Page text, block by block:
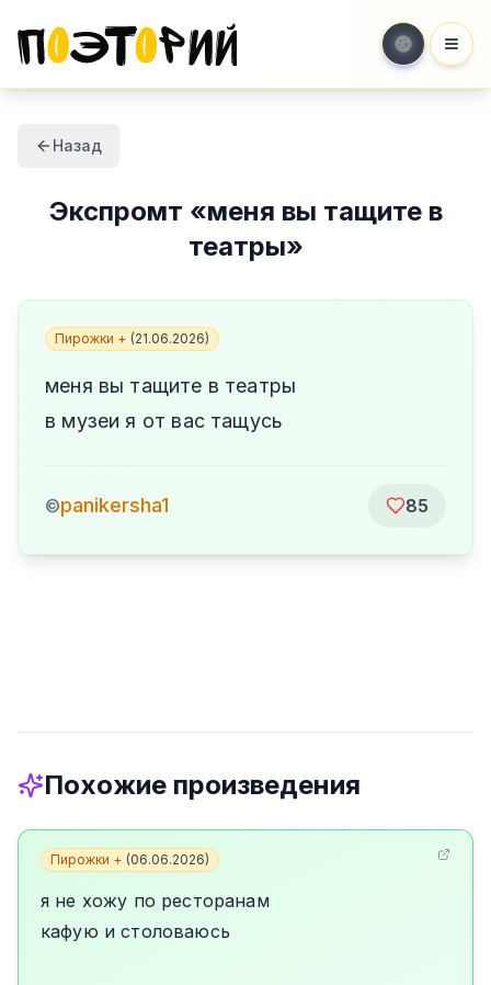
Назад
Экспромт «меня вы тащите в
театры»
Пирожки + (21.06.2026)
меня вы тащите в театры
в музеи я от вас тащусь
©panikersha1 85
Похожие произведения
Пирожки + (06.06.2026)
я не хожу по ресторанам
кафую и столоваюсь